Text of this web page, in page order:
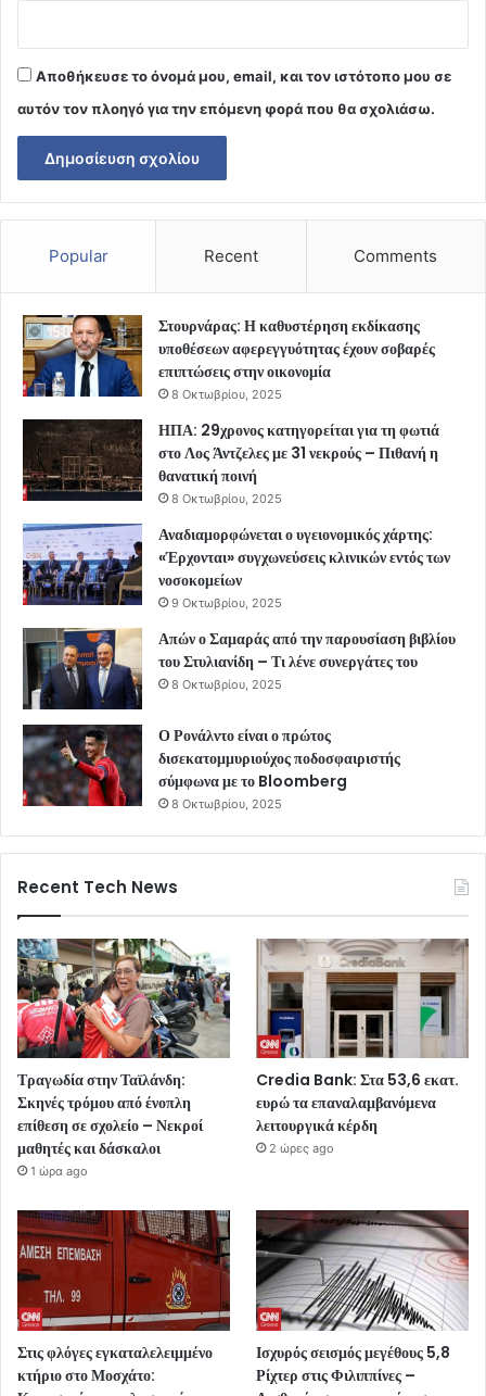
Αποθήκευσε το όνομά μου, email, και τον ιστότοπο μου σε
αυτόν τον πλοηγό για την επόμενη φορά που θα σχολιάσω.
Popular Recent Comments
Στουρνάρας: Η καθυστέρηση εκδίκασης
υποθέσεων αφερεγγυότητας έχουν σοβαρές
επιπτώσεις στην οικονομία
8 Οκτωβρίου, 2025
ΗΠΑ: 29χρονος κατηγορείται για τη φωτιά
στο Λος Άντζελες με 31 νεκρούς – Πιθανή η
θανατική ποινή
8 Οκτωβρίου, 2025
Αναδιαμορφώνεται ο υγειονομικός χάρτης:
«Έρχονται» συγχωνεύσεις κλινικών εντός των
νοσοκομείων
9 Οκτωβρίου, 2025
Απών ο Σαμαράς από την παρουσίαση βιβλίου
του Στυλιανίδη – Τι λένε συνεργάτες του
8 Οκτωβρίου, 2025
Ο Ρονάλντο είναι ο πρώτος
δισεκατομμυριούχος ποδοσφαιριστής
σύμφωνα με το Bloomberg
8 Οκτωβρίου, 2025
Recent Tech News
Τραγωδία στην Ταϊλάνδη:
Σκηνές τρόμου από ένοπλη
επίθεση σε σχολείο – Νεκροί
μαθητές και δάσκαλοι
1 ώρα ago
Credia Bank: Στα 53,6 εκατ.
ευρώ τα επαναλαμβανόμενα
λειτουργικά κέρδη
2 ώρες ago
Στις φλόγες εγκαταλελειμμένο
κτήριο στο Μοσχάτο:
Ισχυρός σεισμός μεγέθους 5,8
Ρίχτερ στις Φιλιππίνες –